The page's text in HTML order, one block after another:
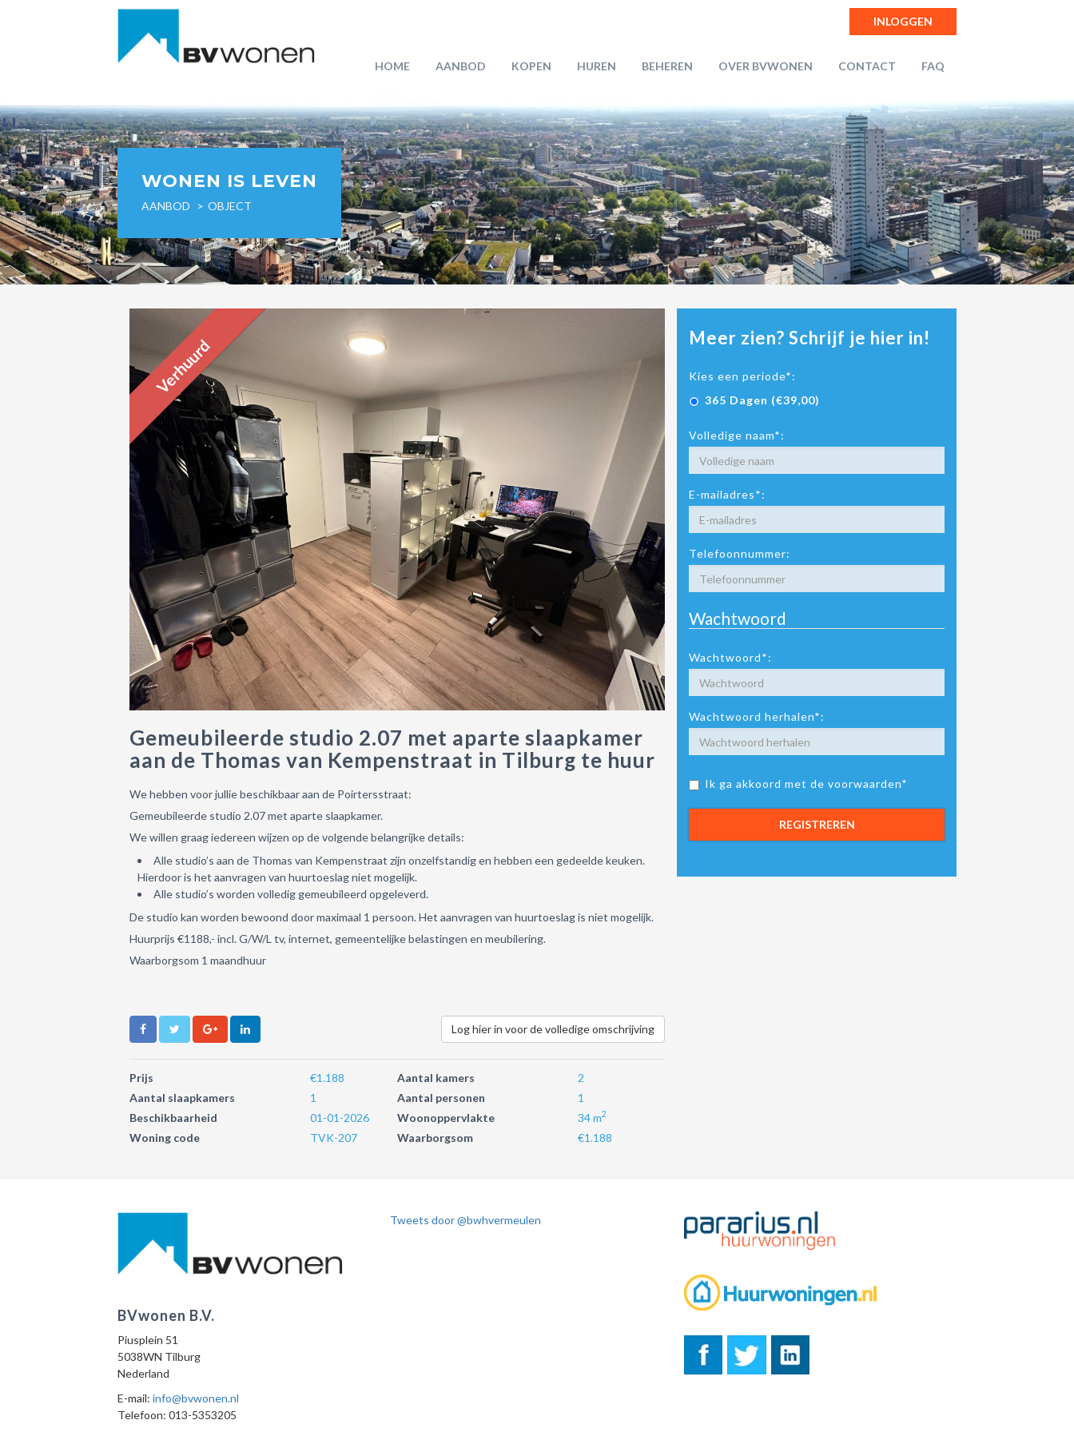
INLOGGEN
HOME AANBOD KOPEN HUREN BEHEREN OVER BVWONEN CONTACT FAQ
WONEN IS LEVEN
AANBOD OBJECT
Verhuurd Meer zien? Schrijf je hier in!
Kies een periode*:
365 Dagen (€39,00)
Volledige naam*:
E-mailadres*:
Telefoonnummer:
Wachtwoord
Wachtwoord*:
Wachtwoord herhalen*:
Ik ga akkoord met de voorwaarden*
REGISTREREN
Gemeubileerde studio 2.07 met aparte slaapkamer
aan de Thomas van Kempenstraat in Tilburg te huur
We hebben voor jullie beschikbaar aan de Poirtersstraat:
Gemeubileerde studio 2.07 met aparte slaapkamer.
We willen graag iedereen wijzen op de volgende belangrijke details:
Alle studio’s aan de Thomas van Kempenstraat zijn onzelfstandig en hebben een gedeelde keuken.
Hierdoor is het aanvragen van huurtoeslag niet mogelijk.
Alle studio’s worden volledig gemeubileerd opgeleverd.
De studio kan worden bewoond door maximaal 1 persoon. Het aanvragen van huurtoeslag is niet mogelijk.
Huurprijs €1188,- incl. G/W/L tv, internet, gemeentelijke belastingen en meubilering.
Waarborgsom 1 maandhuur
Log hier in voor de volledige omschrijving
Prijs €1.188 Aantal kamers
2
Aantal slaapkamers
1 Aantal personen
1
Beschikbaarheid
01-01-2026 Woonoppervlakte 34 m2
Woning code TVK-207 Waarborgsom €1.188
BVwonen B.V.
Piusplein 51
5038WN Tilburg
Nederland
E-mail: info@bvwonen.nl
Telefoon: 013-5353205
Tweets door @bwhvermeulen